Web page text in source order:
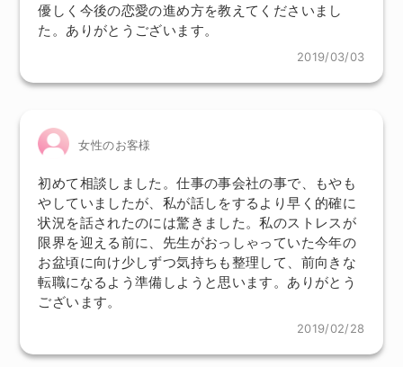
優しく今後の恋愛の進め方を教えてくださいまし
た。ありがとうございます。
2019/03/03
女性のお客様
初めて相談しました。仕事の事会社の事で、もやも
やしていましたが、私が話しをするより早く的確に
状況を話されたのには驚きました。私のストレスが
限界を迎える前に、先生がおっしゃっていた今年の
お盆頃に向け少しずつ気持ちも整理して、前向きな
転職になるよう準備しようと思います。ありがとう
ございます。
2019/02/28